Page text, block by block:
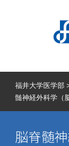
福井大学医学部
髄神経外科学（
脳脊髄